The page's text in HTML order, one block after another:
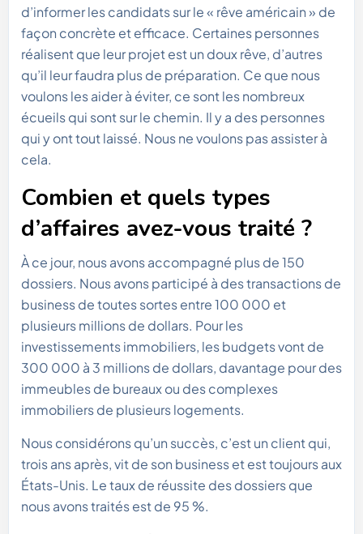
d’informer les candidats sur le « rêve américain » de
façon concrète et efficace. Certaines personnes
réalisent que leur projet est un doux rêve, d’autres
qu’il leur faudra plus de préparation. Ce que nous
voulons les aider à éviter, ce sont les nombreux
écueils qui sont sur le chemin. Il y a des personnes
qui y ont tout laissé. Nous ne voulons pas assister à
cela.
Combien et quels types
d’affaires avez-vous traité ?
À ce jour, nous avons accompagné plus de 150
dossiers. Nous avons participé à des transactions de
business de toutes sortes entre 100 000 et
plusieurs millions de dollars. Pour les
investissements immobiliers, les budgets vont de
300 000 à 3 millions de dollars, davantage pour des
immeubles de bureaux ou des complexes
immobiliers de plusieurs logements.
Nous considérons qu’un succès, c’est un client qui,
trois ans après, vit de son business et est toujours aux
États-Unis. Le taux de réussite des dossiers que
nous avons traités est de 95 %.